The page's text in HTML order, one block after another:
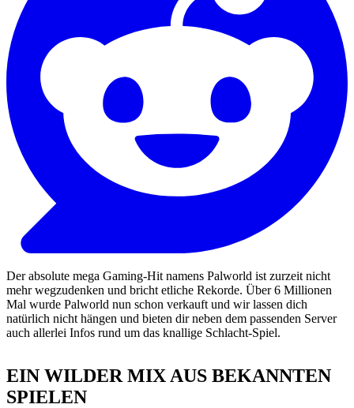
Der absolute mega Gaming-Hit namens Palworld ist zurzeit nicht
mehr wegzudenken und bricht etliche Rekorde. Über 6 Millionen
Mal wurde Palworld nun schon verkauft und wir lassen dich
natürlich nicht hängen und bieten dir neben dem passenden Server
auch allerlei Infos rund um das knallige Schlacht-Spiel.
EIN WILDER MIX AUS BEKANNTEN
SPIELEN